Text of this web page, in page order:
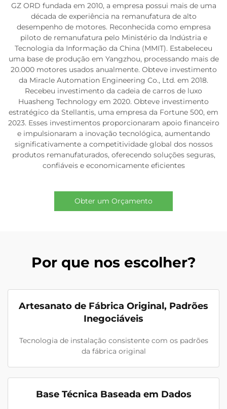
GZ ORD fundada em 2010, a empresa possui mais de uma
década de experiência na remanufatura de alto
desempenho de motores. Reconhecida como empresa
piloto de remanufatura pelo Ministério da Indústria e
Tecnologia da Informação da China (MMIT). Estabeleceu
uma base de produção em Yangzhou, processando mais de
20.000 motores usados anualmente. Obteve investimento
da Miracle Automation Engineering Co., Ltd. em 2018.
Recebeu investimento da cadeia de carros de luxo
Huasheng Technology em 2020. Obteve investimento
estratégico da Stellantis, uma empresa da Fortune 500, em
2023. Esses investimentos proporcionaram apoio financeiro
e impulsionaram a inovação tecnológica, aumentando
significativamente a competitividade global dos nossos
produtos remanufaturados, oferecendo soluções seguras,
confiáveis e economicamente eficientes
Obter um Orçamento
Por que nos escolher?
Artesanato de Fábrica Original, Padrões
Inegociáveis
Tecnologia de instalação consistente com os padrões
da fábrica original
Base Técnica Baseada em Dados